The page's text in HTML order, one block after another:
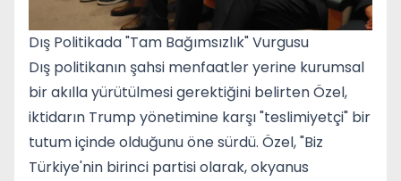
Dış Politikada "Tam Bağımsızlık" Vurgusu
Dış politikanın şahsi menfaatler yerine kurumsal
bir akılla yürütülmesi gerektiğini belirten Özel,
iktidarın Trump yönetimine karşı "teslimiyetçi" bir
tutum içinde olduğunu öne sürdü. Özel, "Biz
Türkiye'nin birinci partisi olarak, okyanus